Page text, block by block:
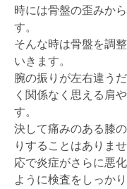
時には骨盤の歪みか
す。
そんな時は骨盤を調
いきます。
腕の振りが左右違う
く関係なく思える肩
す。
決して痛みのある膝
りすることはありま
応で炎症がさらに悪
ように検査をしっか